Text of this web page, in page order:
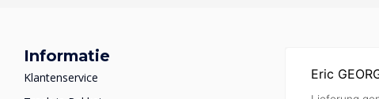
Informatie
Klantenservice